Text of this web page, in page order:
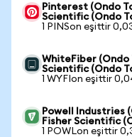
Pinterest (Ondo
Scientific (Ondo
1 PINSon eşittir
WhiteFiber (Ondo
Scientific (Ondo
1 WYFIon eşittir
Powell Industries
Fisher Scientific
1 POWLon eşittir